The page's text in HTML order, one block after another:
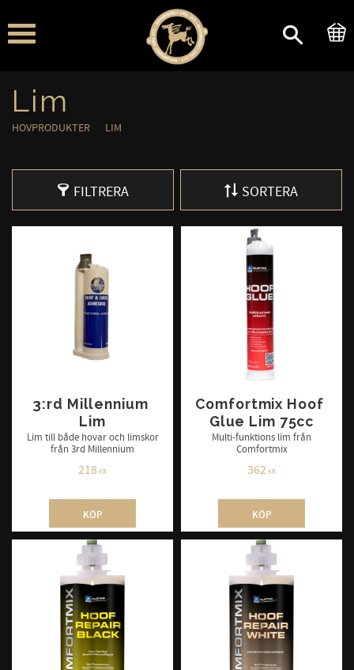
Meny
Lim
HOVPRODUKTER LIM
FILTRERA SORTERA
3:rd Millennium
Lim
Lim till både hovar och limskor
från 3rd Millennium
218KR
KÖP
Comfortmix Hoof
Glue Lim 75cc
Multi-funktions lim från
Comfortmix
362KR
KÖP